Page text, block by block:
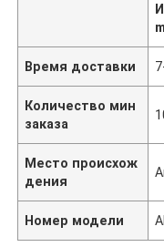
Время доставки
Количество мин
заказа
Место происхож
дения
Номер модели